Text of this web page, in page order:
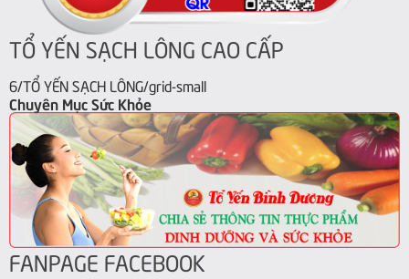
TỔ YẾN SẠCH LÔNG CAO CẤP
6/TỔ YẾN SẠCH LÔNG/grid-small
Chuyên Mục Sức Khỏe
FANPAGE FACEBOOK